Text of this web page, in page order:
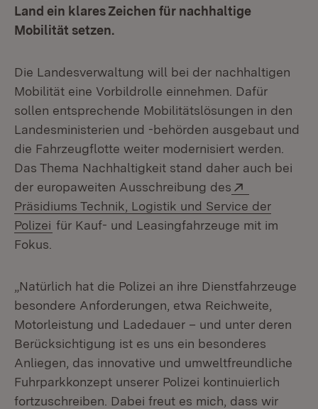
Land ein klares Zeichen für nachhaltige
Mobilität setzen.
Die Landesverwaltung will bei der nachhaltigen
Mobilität eine Vorbildrolle einnehmen. Dafür
sollen entsprechende Mobilitätslösungen in den
Landesministerien und -behörden ausgebaut und
die Fahrzeugflotte weiter modernisiert werden.
Das Thema Nachhaltigkeit stand daher auch bei
der europaweiten Ausschreibung des
Präsidiums Technik, Logistik und Service der
Polizei (Öffnet in neuem Fenster)
für Kauf- und Leasingfahrzeuge mit im
Fokus.
„Natürlich hat die Polizei an ihre Dienstfahrzeuge
besondere Anforderungen, etwa Reichweite,
Motorleistung und Ladedauer – und unter deren
Berücksichtigung ist es uns ein besonderes
Anliegen, das innovative und umweltfreundliche
Fuhrparkkonzept unserer Polizei kontinuierlich
fortzuschreiben. Dabei freut es mich, dass wir